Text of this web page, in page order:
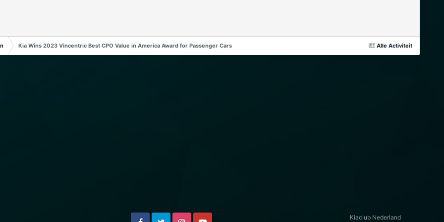
Alle Activiteit
Kia Wins 2023 Vincentric Best CPO Value in America Award for Passenger Cars
Kiaclub Nederland